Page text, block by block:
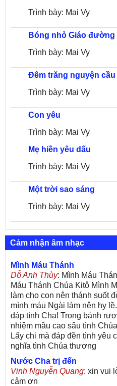
Trình bày: Mai Vy
Bóng nhỏ Giáo đường
Trình bày: Mai Vy
Đêm trăng nguyện cầu
Trình bày: Mai Vy
Con yêu
Trình bày: Mai Vy
Mẹ hiền yêu dấu
Trình bày: Mai Vy
Một trời sao sáng
Trình bày: Mai Vy
Cảm nhận âm nhạc
Mình Máu Thánh
Dỗ Anh Thùy: Mình Máu
Máu Thánh Chúa Kitô Mình
làm cho con nên thánh suốt
mình máu Ngài làm nên hy
đáp tình Cha! Trong bánh
nhiệm mầu cao sâu tình
Lấy chi mà đáp đền tình yêu
nghĩa tình Chúa thương
Nước Cha trị đến
Vinh Nguyễn Quang: xin vui
cảm ơn